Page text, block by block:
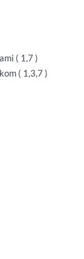
( 1,7 )
( 1,3,7 )